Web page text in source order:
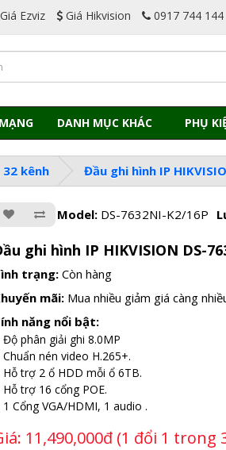
Giá Ezviz Giá Hikvision 0917 744 144
DANH MỤC KHÁC PHỤ
kênh Đầu ghi hình IP
Model: DS-7632NI-K2/16P
ghi hình IP HIKVISION DS-
trạng: Còn hàng
mãi: Mua nhiều giảm giá càng
năng nổi bật:
Độ phân giải ghi 8.0MP
Chuẩn nén video H.265+.
Hỗ trợ 2 ổ HDD mỗi ổ 6TB.
Hỗ trợ 16 cổng POE.
1 Cổng VGA/HDMI, 1 audio .
11,490,000đ (1 đổi 1 trong